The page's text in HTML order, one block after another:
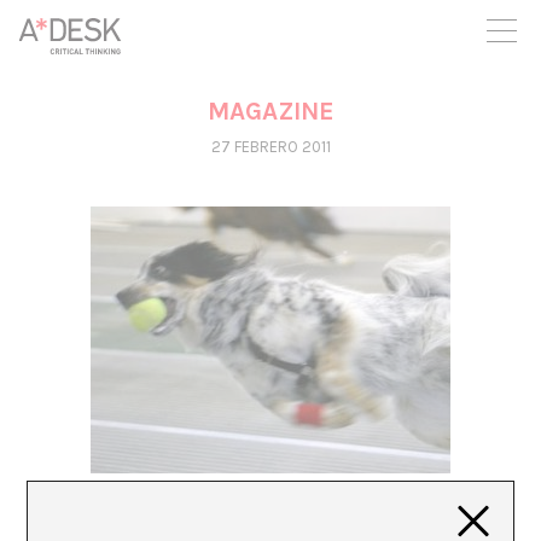
crees también en A*DESK seguimos necesitándote para poder
seguir adelante. Ahora puedes participar del proyecto y
apoyarlo.
MAGAZINE
27 FEBRERO 2011